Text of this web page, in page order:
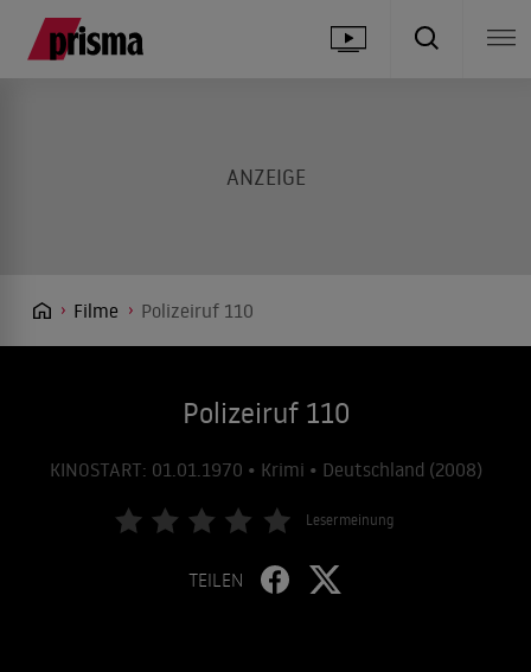
Filme Polizeiruf 110
Polizeiruf 110
KINOSTART: 01.01.1970 • Krimi • Deutschland (2008)
Lesermeinung
TEILEN